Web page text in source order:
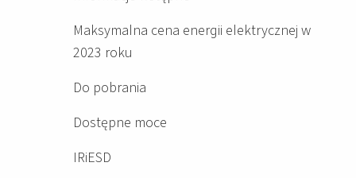
Maksymalna cena energii elektrycznej w
2023 roku
Do pobrania
Dostępne moce
IRiESD